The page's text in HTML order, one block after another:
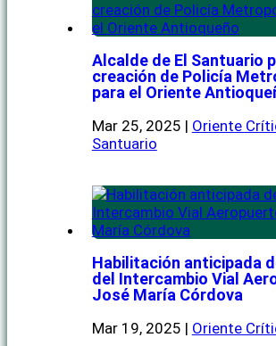
Alcalde de El Santuario
creación de Policía
para el Oriente
Mar 25, 2025 | Oriente
Santuario
Habilitación anticipada
del Intercambio Vial
José María Córdova
Mar 19, 2025 | Oriente